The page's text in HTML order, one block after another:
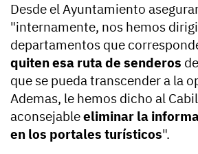
Desde el Ayuntamiento
"internamente, nos hemos
departamentos que
quiten esa ruta de senderos
que se pueda transcender a la
Ademas, le hemos dicho al
aconsejableeliminar la
en los portales turísticos".